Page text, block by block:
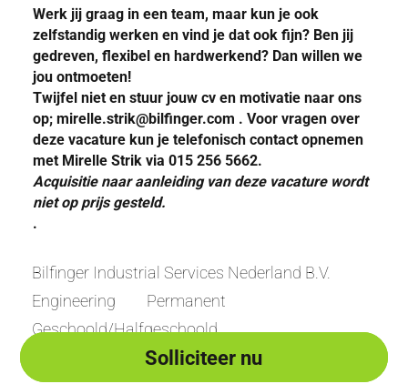
Solliciteer nu
Werk jij graag in een team, maar kun je ook
zelfstandig werken en vind je dat ook fijn? Ben jij
gedreven, flexibel en hardwerkend? Dan willen we
jou ontmoeten!
Twijfel niet en stuur jouw cv en motivatie naar ons
op; mirelle.strik@bilfinger.com . Voor vragen over
deze vacature kun je telefonisch contact opnemen
met Mirelle Strik via 015 256 5662.
Acquisitie naar aanleiding van deze vacature wordt
niet op prijs gesteld.
.
Bilfinger Industrial Services Nederland B.V.
Engineering
Permanent
Geschoold/Halfgeschoold
Solliciteer nu